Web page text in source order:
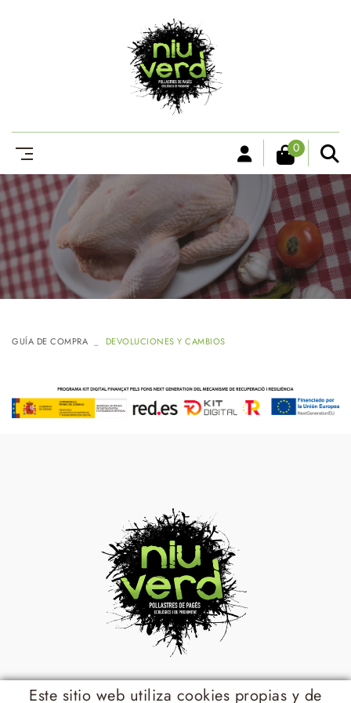
0
GUÍA DE COMPRA DEVOLUCIONES Y CAMBIOS
Num operador: CCPAE CT-3438-P
Este sitio web utiliza cookies propias y de